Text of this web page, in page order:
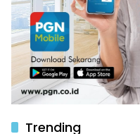
Trending